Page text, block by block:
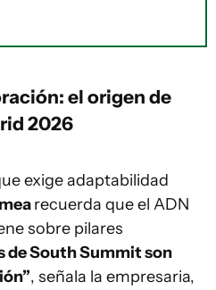
el origen de
2026
exige adaptabilidad
recuerda que el ADN
sobre pilares
de South Summit son
, señala la empresaria,